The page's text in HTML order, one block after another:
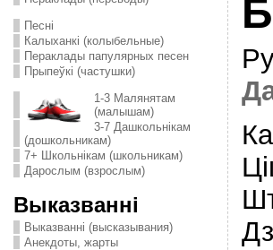
Песні
Калыханкі (колыбельные)
Пераклады папулярных песен
Прыпеўкі (частушки)
1-3 Малянятам
(малышам)
3-7 Дашкольнікам
(дошкольникам)
7+ Школьнікам (школьникам)
Дарослым (взрослым)
Выказванні
Выказванні (высказывания)
Анекдоты, жарты